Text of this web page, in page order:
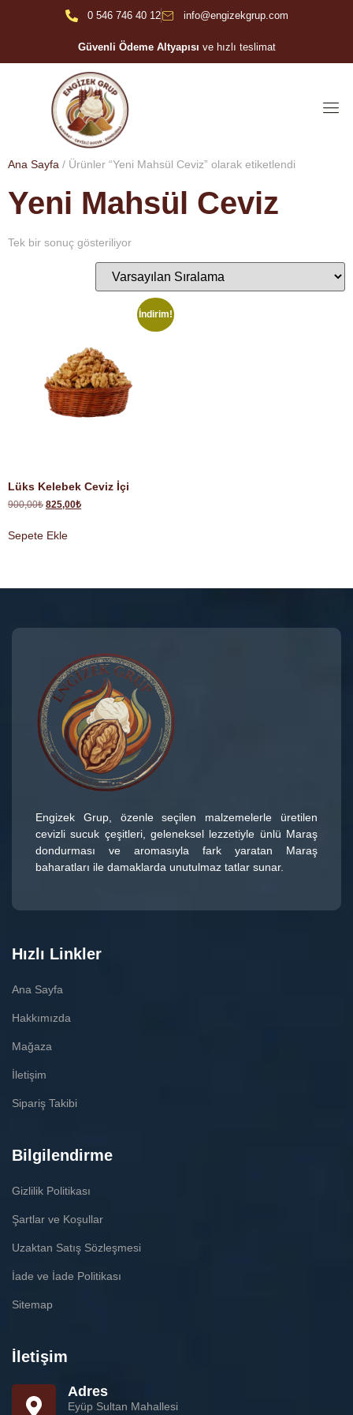
0 546 746 40 12 info@engizekgrup.com
Güvenli Ödeme Altyapısı ve hızlı teslimat
Ana Sayfa / Ürünler “Yeni Mahsül Ceviz” olarak etiketlendi
Yeni Mahsül Ceviz
Tek bir sonuç gösteriliyor
İndirim!
Lüks Kelebek Ceviz İçi
900,00₺ 825,00₺
Sepete Ekle
Engizek Grup, özenle seçilen malzemelerle üretilen
cevizli sucuk çeşitleri, geleneksel lezzetiyle ünlü Maraş
dondurması ve aromasıyla fark yaratan Maraş
baharatları ile damaklarda unutulmaz tatlar sunar.
Hızlı Linkler
Ana Sayfa
Hakkımızda
Mağaza
İletişim
Sipariş Takibi
Bilgilendirme
Gizlilik Politikası
Şartlar ve Koşullar
Uzaktan Satış Sözleşmesi
İade ve İade Politikası
Sitemap
İletişim
Adres
Eyüp Sultan Mahallesi